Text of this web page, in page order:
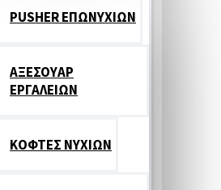
PUSHER ΕΠΩΝΥΧΙΩΝ
ΑΞΕΣΟΥΑΡ
ΕΡΓΑΛΕΙΩΝ
ΚΟΦΤΕΣ ΝΥΧΙΩΝ